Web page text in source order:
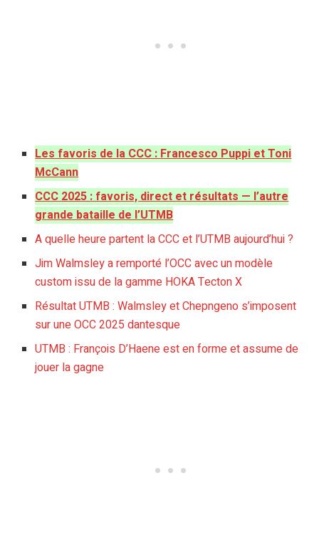
Les favoris de la CCC : Francesco Puppi et Toni
McCann
CCC 2025 : favoris, direct et résultats — l’autre
grande bataille de l’UTMB
A quelle heure partent la CCC et l’UTMB aujourd’hui ?
Jim Walmsley a remporté l’OCC avec un modèle
custom issu de la gamme HOKA Tecton X
Résultat UTMB : Walmsley et Chepngeno s’imposent
sur une OCC 2025 dantesque
UTMB : François D’Haene est en forme et assume de
jouer la gagne